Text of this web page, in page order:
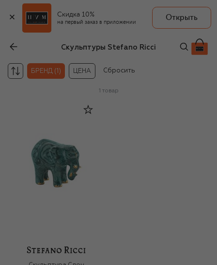
Скидка 10%
на первый заказ в приложении
Открыть
Скульптуры Stefano Ricci
БРЕНД (1) ЦЕНА Сбросить
1 товар